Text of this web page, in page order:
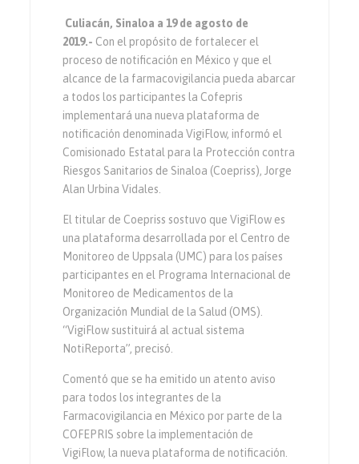
Culiacán, Sinaloa a 19 de agosto de
2019.- Con el propósito de fortalecer el
proceso de notificación en México y que el
alcance de la farmacovigilancia pueda abarcar
a todos los participantes la Cofepris
implementará una nueva plataforma de
notificación denominada VigiFlow, informó el
Comisionado Estatal para la Protección contra
Riesgos Sanitarios de Sinaloa (Coepriss), Jorge
Alan Urbina Vidales.
El titular de Coepriss sostuvo que VigiFlow es
una plataforma desarrollada por el Centro de
Monitoreo de Uppsala (UMC) para los países
participantes en el Programa Internacional de
Monitoreo de Medicamentos de la
Organización Mundial de la Salud (OMS).
“VigiFlow sustituirá al actual sistema
NotiReporta”, precisó.
Comentó que se ha emitido un atento aviso
para todos los integrantes de la
Farmacovigilancia en México por parte de la
COFEPRIS sobre la implementación de
VigiFlow, la nueva plataforma de notificación.